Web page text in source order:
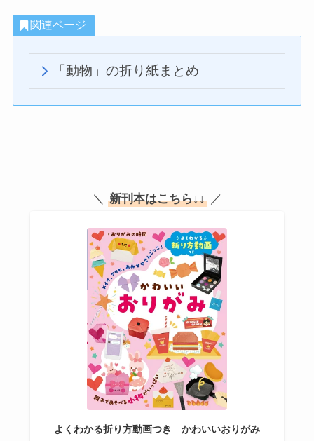
関連ページ
「動物」の折り紙まとめ
＼ 新刊本はこちら↓↓／
よくわかる折り方動画つき かわいいおりがみ